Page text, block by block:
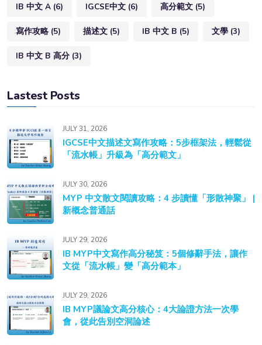
IB 中文 A (6) IGCSE中文 (6) 高分範文 (5)
寫作攻略 (5) 描述文 (5) IB 中文 B (5) 文學 (3)
IB 中文 B 高分 (3)
Lastest Posts
JULY 31, 2026
IGCSE中文描述文寫作攻略：5步框架法，輕鬆從
「流水帳」升級為「高分範文」
JULY 30, 2026
MYP 中文散文閱讀攻略：4 步讀懂「形散神聚」 |
新概念普通話
JULY 29, 2026
IB MYP中文寫作高分秘笈：5個修辭手法，讓作
文從「流水帳」變「高分範本」
JULY 29, 2026
IB MYP議論文高分核心：4大論證方法一次學
會，從此告別空洞論述